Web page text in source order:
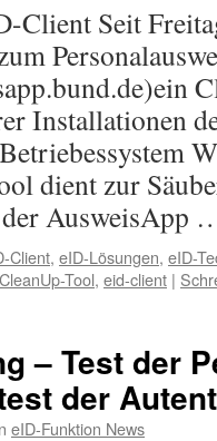
Client Seit
Installationen
dient zur
der AusweisApp
Client, eID-Lösungen, eID-
CleanUp-Tool, eid-client |
– Test der
der
eID-Funktion News